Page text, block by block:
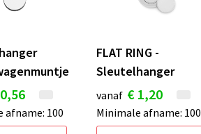
afname: 100
FLAT RING -
Sleutelhanger
vanaf € 1,20
Minimale afname: 100